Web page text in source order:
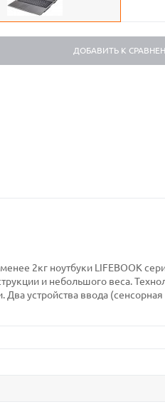
ДОБАВИТЬ К
2кг ноутбуки LIFEBOOK
и небольшого веса.
устройства ввода